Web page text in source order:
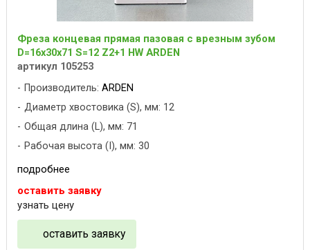
Фреза концевая прямая пазовая с врезным зубом
D=16x30x71 S=12 Z2+1 HW ARDEN
артикул 105253
Производитель: ARDEN
Диаметр хвостовика (S), мм: 12
Общая длина (L), мм: 71
Рабочая высота (I), мм: 30
подробнее
оставить заявку
узнать цену
оставить заявку